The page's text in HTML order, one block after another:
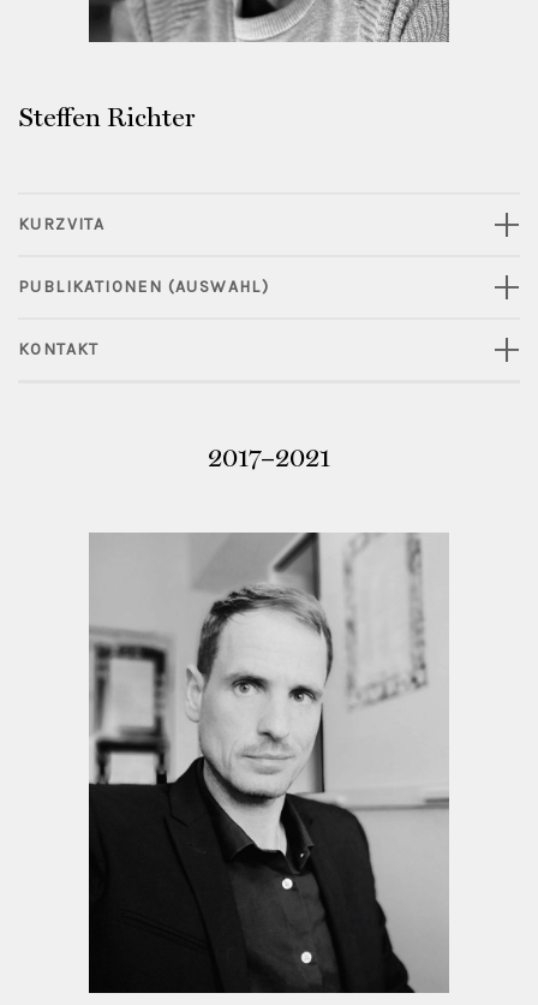
Steffen Richter
KURZVITA
PUBLIKATIONEN (AUSWAHL)
KONTAKT
2017–2021